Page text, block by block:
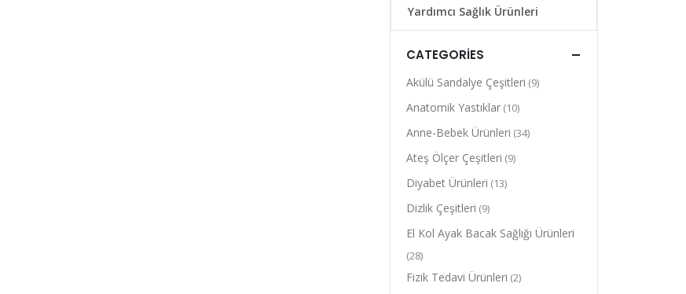
Yardımcı Sağlık Ürünleri
CATEGORIES
Akülü Sandalye Çeşitleri (9)
Anatomik Yastıklar (10)
Anne-Bebek Ürünleri (34)
Ateş Ölçer Çeşitleri (9)
Diyabet Ürünleri (13)
Dizlik Çeşitleri (9)
El Kol Ayak Bacak Sağlığı Ürünleri
(28)
Fizik Tedavi Ürünleri (2)